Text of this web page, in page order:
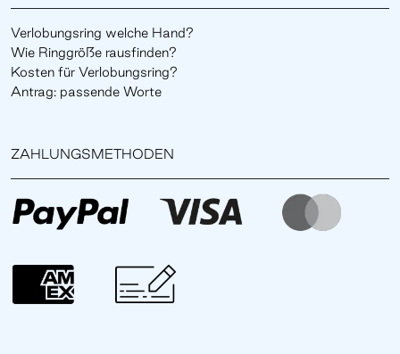
Verlobungsring welche Hand?
Wie Ringgröße rausfinden?
Kosten für Verlobungsring?
Antrag: passende Worte
ZAHLUNGSMETHODEN